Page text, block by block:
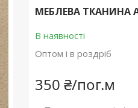
МЕБЛЕВА ТКАНИНА
В наявності
Оптом і в роздріб
350 ₴/пог.м